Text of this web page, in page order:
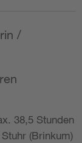
/
38,5 Stunden
(Brinkum)